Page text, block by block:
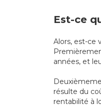
Est-ce
Alors, est-ce
années, et
résulte du
rentabilité à